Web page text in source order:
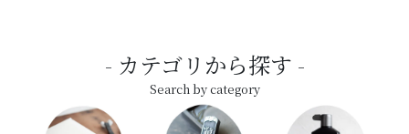
カテゴリから探す
Search by category